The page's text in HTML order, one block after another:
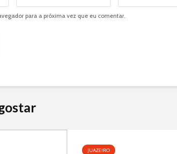
para a próxima vez que eu comentar.
JUAZEIRO